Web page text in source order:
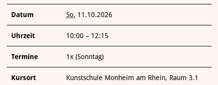
Datum So. 11.10.2026
Uhrzeit 10:00 – 12:15
Termine 1x (Sonntag)
Kursort Kunstschule Monheim am Rhein, Raum 3.1